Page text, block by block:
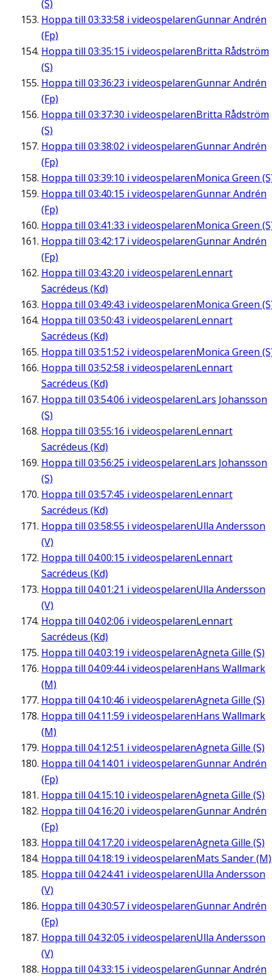
(S)
Hoppa till 03:33:58 i videospelarenGunnar Andrén
(Fp)
Hoppa till 03:35:15 i videospelarenBritta Rådström
(S)
Hoppa till 03:36:23 i videospelarenGunnar Andrén
(Fp)
Hoppa till 03:37:30 i videospelarenBritta Rådström
(S)
Hoppa till 03:38:02 i videospelarenGunnar Andrén
(Fp)
Hoppa till 03:39:10 i videospelarenMonica Green
Hoppa till 03:40:15 i videospelarenGunnar Andrén
(Fp)
Hoppa till 03:41:33 i videospelarenMonica Green
Hoppa till 03:42:17 i videospelarenGunnar Andrén
(Fp)
Hoppa till 03:43:20 i videospelarenLennart
Sacrédeus (Kd)
Hoppa till 03:49:43 i videospelarenMonica Green
Hoppa till 03:50:43 i videospelarenLennart
Sacrédeus (Kd)
Hoppa till 03:51:52 i videospelarenMonica Green
Hoppa till 03:52:58 i videospelarenLennart
Sacrédeus (Kd)
Hoppa till 03:54:06 i videospelarenLars Johansson
(S)
Hoppa till 03:55:16 i videospelarenLennart
Sacrédeus (Kd)
Hoppa till 03:56:25 i videospelarenLars Johansson
(S)
Hoppa till 03:57:45 i videospelarenLennart
Sacrédeus (Kd)
Hoppa till 03:58:55 i videospelarenUlla Andersson
(V)
Hoppa till 04:00:15 i videospelarenLennart
Sacrédeus (Kd)
Hoppa till 04:01:21 i videospelarenUlla Andersson
(V)
Hoppa till 04:02:06 i videospelarenLennart
Sacrédeus (Kd)
Hoppa till 04:03:19 i videospelarenAgneta Gille (S)
Hoppa till 04:09:44i videospelarenHans Wallmark
(M)
Hoppa till 04:10:46 i videospelarenAgneta Gille (S)
Hoppa till 04:11:59 i videospelarenHans Wallmark
(M)
Hoppa till 04:12:51 i videospelarenAgneta Gille (S)
Hoppa till 04:14:01 i videospelarenGunnar Andrén
(Fp)
Hoppa till 04:15:10 i videospelarenAgneta Gille (S)
Hoppa till 04:16:20 i videospelarenGunnar Andrén
(Fp)
Hoppa till 04:17:20 i videospelarenAgneta Gille (S)
Hoppa till 04:18:19 i videospelarenMats Sander (M)
Hoppa till 04:24:41 i videospelarenUlla Andersson
(V)
Hoppa till 04:30:57 i videospelarenGunnar Andrén
(Fp)
Hoppa till 04:32:05 i videospelarenUlla Andersson
(V)
Hoppa till 04:33:15 i videospelarenGunnar Andrén